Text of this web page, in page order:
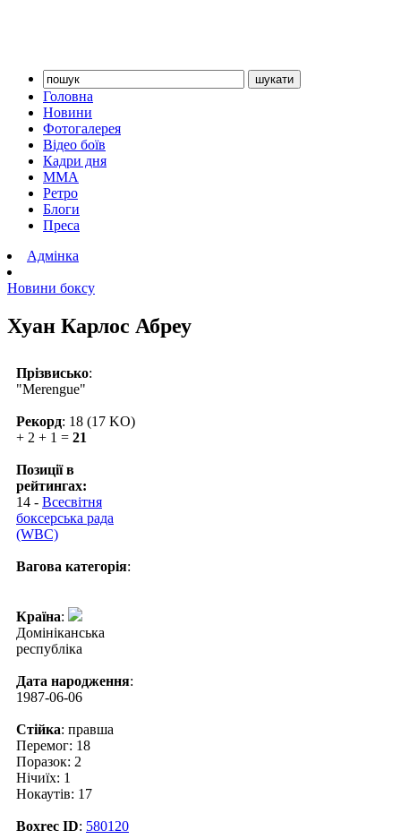
Головна
Новини
Фотогалерея
Відео боїв
Кадри дня
ММА
Ретро
Блоги
Преса
Адмінка
Новини боксу
Хуан Карлос Абреу
Прізвисько:
"Merengue"
Рекорд: 18 (17 KO)
+ 2 + 1 = 21
Позиції в
рейтингах:
14 - Всесвітня
боксерська рада
(WBC)
Вагова категорія:
Країна:
Домініканська
республіка
Дата народження:
1987-06-06
Стійка: правша
Перемог: 18
Поразок: 2
Нічиїх: 1
Нокаутів: 17
Boxrec ID: 580120